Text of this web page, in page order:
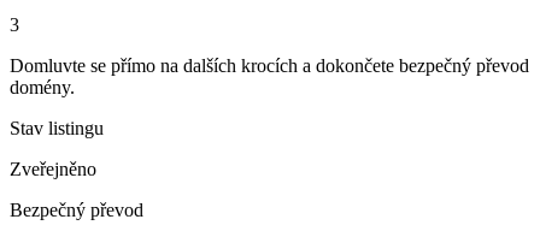
3
Domluvte se přímo na dalších krocích a dokončete bezpečný převod
domény.
Stav listingu
Zveřejněno
Bezpečný převod